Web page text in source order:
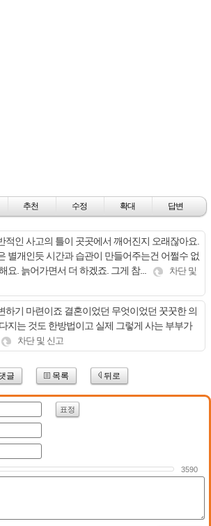
추천 수정 확대 답변
적인 사고의 틀이 곳곳에서 깨어진지 오래잖아요.
별개인듯 시간과 습관이 만들어주는건 어쩔수 없
요. 늙어가면서 더 하겠죠. 그게 참...
차단 및
하기 마련이죠 결혼이었던 무엇이었던 꿋꿋한 의
지는 것도 한방법이고 실제 그렇게 사는 부부가
차단 및 신고
글 목록 뒤로
표정
3590